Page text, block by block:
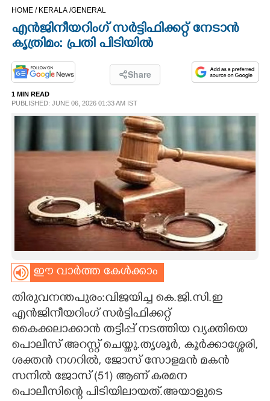
CINEMA
OPINION
PHOTOS
LIFESTYLE
SPIRITUAL
ART
CARTOONS
LITERATURE
ZOOM
CONTACT US
HOME / KERALA /GENERAL
എൻജിനീയറിംഗ് സർട്ടിഫിക്കറ്റ് നേടാൻ
കൃത്രിമം: പ്രതി പിടിയിൽ
Share
1 MIN READ
PUBLISHED: JUNE 06, 2026 01:33 AM IST
ഈ വാർത്ത കേൾക്കാം
തിരുവനന്തപുരം:വിജയിച്ച കെ.ജി.സി.ഇ
എൻജിനീയറിംഗ് സർട്ടിഫിക്കറ്റ്
കൈക്കലാക്കാൻ തട്ടിപ്പ് നടത്തിയ വ്യക്തിയെ
പൊലീസ് അറസ്റ്റ് ചെയ്തു.തൃശൂർ, കൂർക്കാശ്ശേരി,
ശക്തൻ നഗറിൽ, ജോസ് സോളമൻ മകൻ
സനിൽ ജോസ് (51) ആണ് കരമന
പൊലീസിന്റെ പിടിയിലായത്.അയാളുടെ